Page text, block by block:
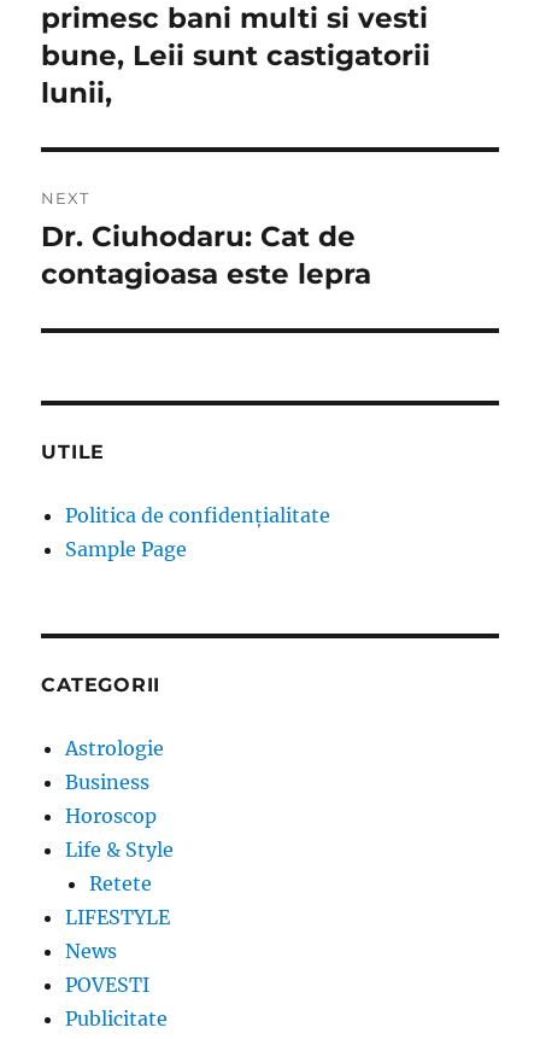
primesc bani multi si vesti
bune, Leii sunt castigatorii
lunii,
NEXT
Next
post:
Dr. Ciuhodaru: Cat de
contagioasa este lepra
UTILE
Politica de confidențialitate
Sample Page
CATEGORII
Astrologie
Business
Horoscop
Life & Style
Retete
LIFESTYLE
News
POVESTI
Publicitate